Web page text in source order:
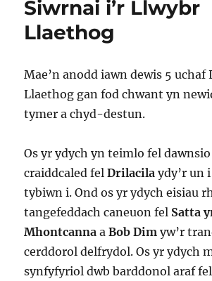
Siwrnai i’r Llwybr
Llaethog
Mae’n anodd iawn dewis 5 uchaf
Llaethog gan fod chwant yn
tymer a chyd-destun.
Os yr ydych yn teimlo fel
craiddcaled felDrilacila ydy’r un
tybiwn i. Ond os yr ydych eisiau
tangefeddach caneuon fel Satta
Mhontcanna aBob Dim yw’r
cerddorol delfrydol. Os yr ydych
synfyfyriol dwb barddonol araf